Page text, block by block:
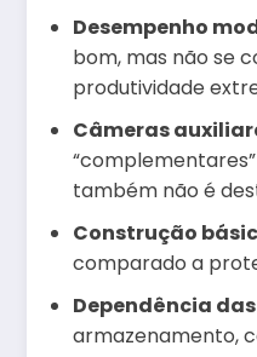
Desempenho
bom, mas não se
produtividade
Câmeras
também não é
Construção
comparado a
Dependência
armazenamento,